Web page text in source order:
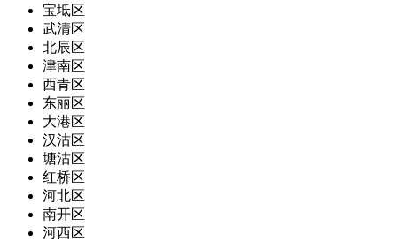
宝坻区
武清区
北辰区
津南区
西青区
东丽区
大港区
汉沽区
塘沽区
红桥区
河北区
南开区
河西区